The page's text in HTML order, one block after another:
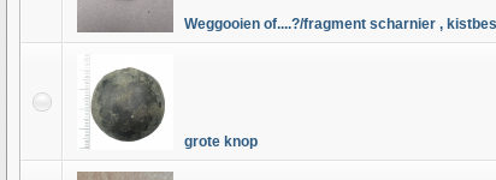
Weggooien of....?/fragment scharnier ,
grote knop